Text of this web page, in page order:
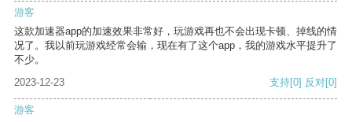
游客
这款加速器app的加速效果非常好，玩游戏再也不会出现卡顿、掉线的情
况了。我以前玩游戏经常会输，现在有了这个app，我的游戏水平提升了
不少。
2023-12-23
支持[0] 反对[0]
游客